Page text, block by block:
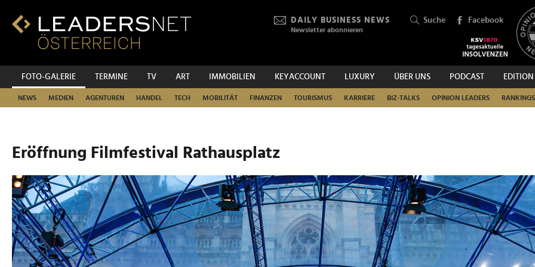
Inhalt
Fußzeilen-
Hauptnavigation
DAILY BUSINESS NEWS
Newsletter abonnieren
Suche Facebook
FOTO-GALERIE TERMINE TV ART IMMOBILIEN KEYACCOUNT LUXURY ÜBER UNS PODCAST EDITION
NEWS MEDIEN AGENTUREN HANDEL TECH MOBILITÄT FINANZEN TOURISMUS KARRIERE BIZ-TALKS OPINION LEADERS RANKINGS
SUCHEN
Eröffnung Filmfestival Rathausplatz